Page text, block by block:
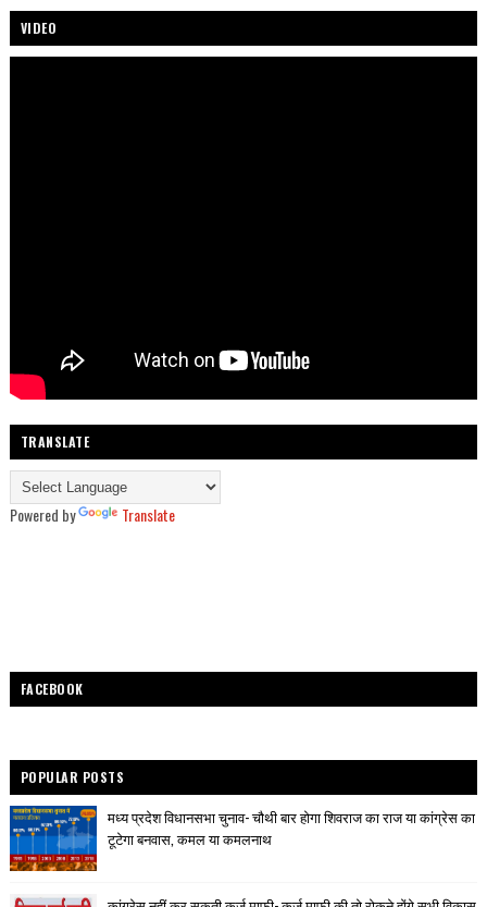
VIDEO
TRANSLATE
Powered by Translate
FACEBOOK
POPULAR POSTS
मध्य प्रदेश विधानसभा चुनाव- चौथी बार होगा शिवराज का राज या कांग्रेस का
टूटेगा बनवास, कमल या कमलनाथ